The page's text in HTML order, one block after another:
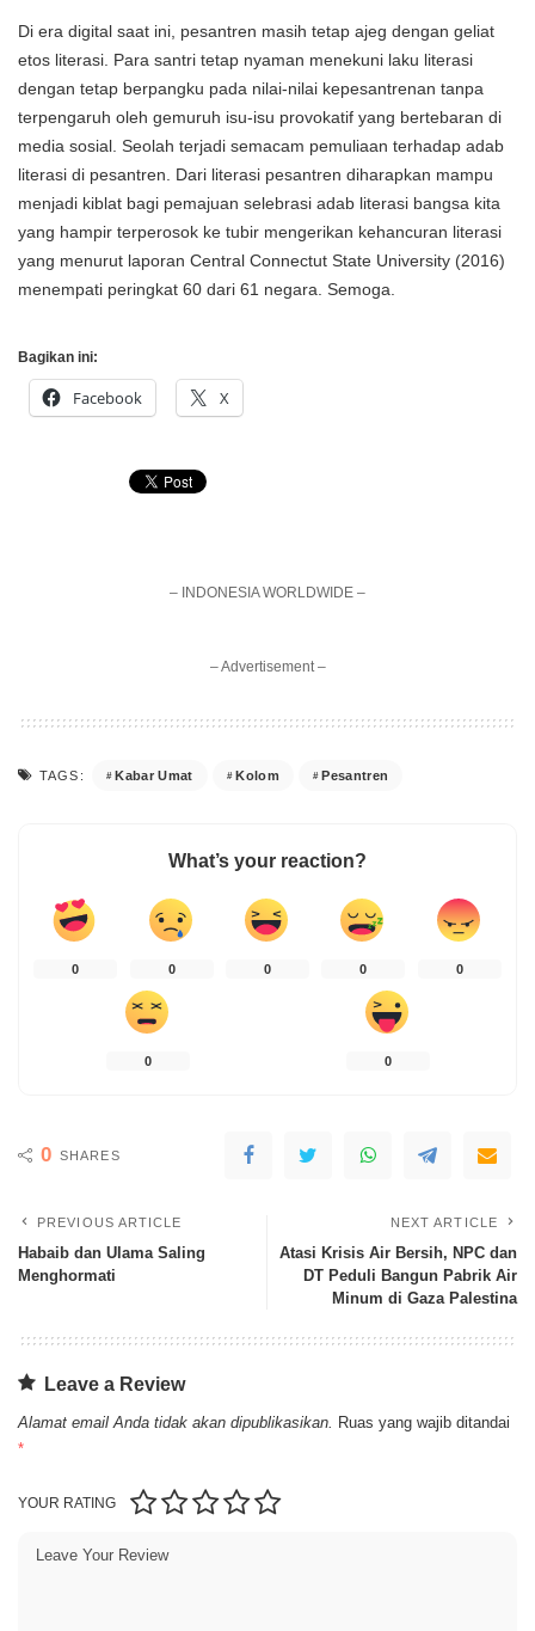
Di era digital saat ini, pesantren masih tetap ajeg dengan geliat
etos literasi. Para santri tetap nyaman menekuni laku literasi
dengan tetap berpangku pada nilai-nilai kepesantrenan tanpa
terpengaruh oleh gemuruh isu-isu provokatif yang bertebaran di
media sosial. Seolah terjadi semacam pemuliaan terhadap adab
literasi di pesantren. Dari literasi pesantren diharapkan mampu
menjadi kiblat bagi pemajuan selebrasi adab literasi bangsa kita
yang hampir terperosok ke tubir mengerikan kehancuran literasi
yang menurut laporan Central Connectut State University (2016)
menempati peringkat 60 dari 61 negara. Semoga.
Bagikan ini:
Facebook X
– INDONESIA WORLDWIDE –
– Advertisement –
TAGS: Kabar Umat Kolom Pesantren
What’s your reaction?
0 0 0 0 0
0 0
0 SHARES
PREVIOUS ARTICLE
Habaib dan Ulama Saling
Menghormati
NEXT ARTICLE
Atasi Krisis Air Bersih, NPC dan
DT Peduli Bangun Pabrik Air
Minum di Gaza Palestina
Leave a Review
Alamat email Anda tidak akan dipublikasikan. Ruas yang wajib ditandai
*
YOUR RATING